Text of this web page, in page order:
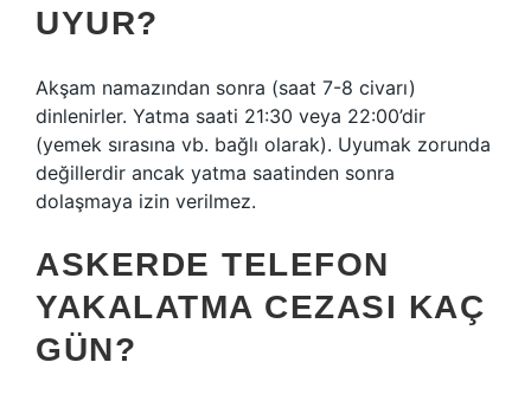
UYUR?
Akşam namazından sonra (saat 7-8 civarı)
dinlenirler. Yatma saati 21:30 veya 22:00’dir
(yemek sırasına vb. bağlı olarak). Uyumak zorunda
değillerdir ancak yatma saatinden sonra
dolaşmaya izin verilmez.
ASKERDE TELEFON
YAKALATMA CEZASI KAÇ
GÜN?